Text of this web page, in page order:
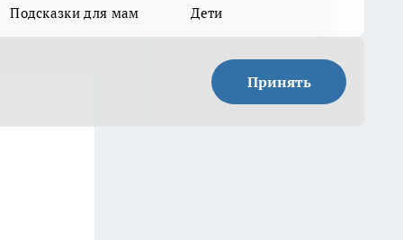
Подсказки для мам Дети
Принять